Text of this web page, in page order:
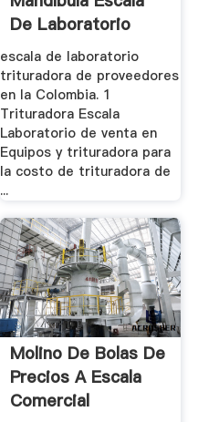
De Laboratorio
escala de laboratorio
trituradora de proveedores
en la Colombia. 1
Trituradora Escala
Laboratorio de venta en
Equipos y trituradora para
la costo de trituradora de
...
Molino De Bolas De
Precios A Escala
Comercial